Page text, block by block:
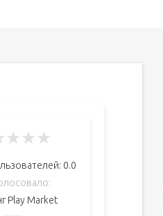
★★★
0.0
Play Market